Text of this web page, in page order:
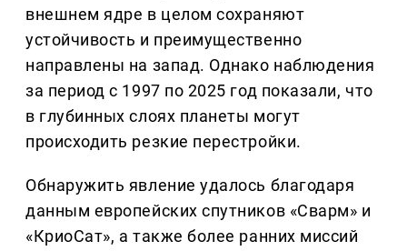
внешнем ядре в целом сохраняют
устойчивость и преимущественно
направлены на запад. Однако наблюдения
за период с 1997 по 2025 год показали, что
в глубинных слоях планеты могут
происходить резкие перестройки.
Обнаружить явление удалось благодаря
данным европейских спутников «Сварм» и
«КриоСат», а также более ранних миссий